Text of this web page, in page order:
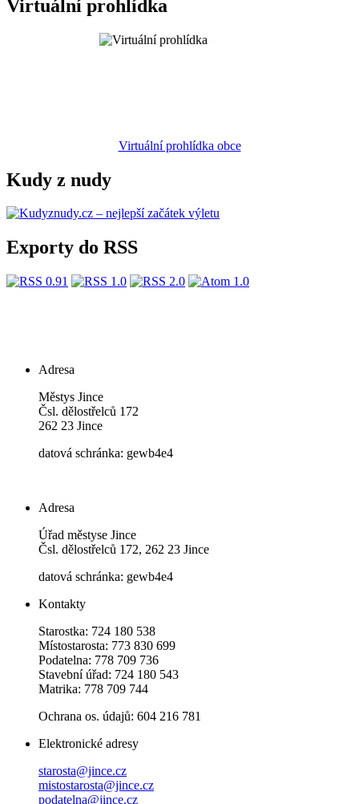
Virtuální prohlídka
Virtuální prohlídka obce
Kudy z nudy
Exporty do RSS
Adresa
Městys Jince
Čsl. dělostřelců 172
262 23 Jince
datová schránka: gewb4e4
Adresa
Úřad městyse Jince
Čsl. dělostřelců 172, 262 23 Jince
datová schránka: gewb4e4
Kontakty
Starostka: 724 180 538
Místostarosta: 773 830 699
Podatelna: 778 709 736
Stavební úřad: 724 180 543
Matrika: 778 709 744
Ochrana os. údajů: 604 216 781
Elektronické adresy
starosta@jince.cz
mistostarosta@jince.cz
podatelna@jince.cz